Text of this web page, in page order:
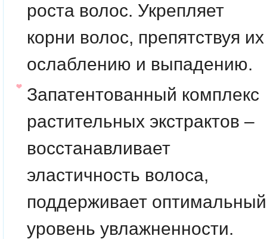
роста волос. Укрепляет
корни волос, препятствуя их
ослаблению и выпадению.
Запатентованный комплекс
растительных экстрактов –
восстанавливает
эластичность волоса,
поддерживает оптимальный
уровень увлажненности.